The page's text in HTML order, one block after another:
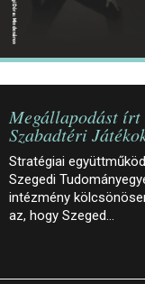
Megállapodást írt
Szabadtéri
Stratégiai
Szegedi
intézmény
az, hogy Szeged…